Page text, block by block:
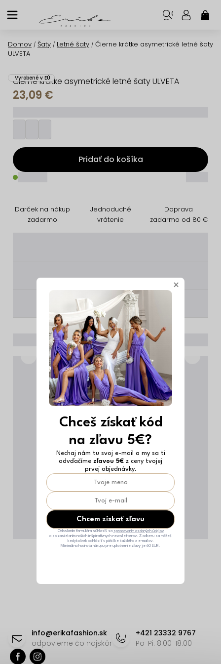
na
Domov / Šaty / Letné šaty / Čierne krátke asymetrické letné šaty
ULVETA
Čierne krátke asymetrické letné šaty ULVETA
Vyrobené v EÚ
23,09 €
Pridať do košíka
Darček na nákup
zadarmo
Jednoduché
vrátenie
Doprava
zadarmo od 80 €
________
info@erikafashion.sk
odpovieme čo najskôr
+421 23332 9767
Po-Pi: 8:00-18:00
×
Chceš získať kód
na zľavu 5€?
Nechaj nám tu svoj e-mail a my sa ti
odvďačíme zľavou 5€ z ceny tvojej
prvej objednávky.
Chcem získať zľavu
Odoslaním formulára súhlasíš sa spracovaním osobných údajov
a so zasielaním našich inšpiratívnych newsletterov. Z odberu sa môžeš
kedykoľvek odhlásiť v pätičke každého z e-mailov.
Minimálna hodnota nákupu pre uplatnenie zľavy je 60 EUR.